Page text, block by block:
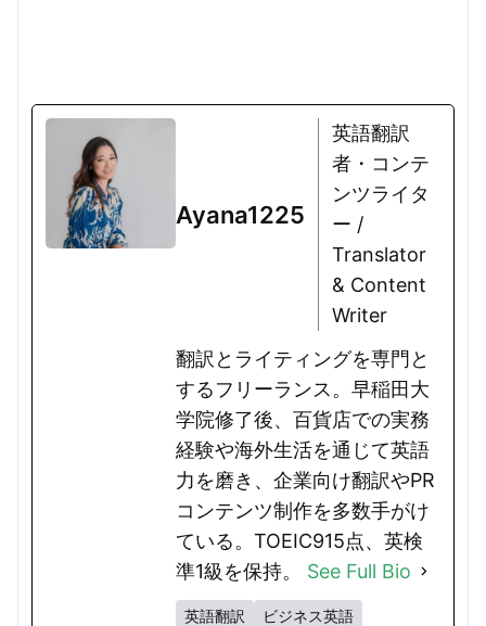
Ayana1225
英語翻訳
者・コンテ
ンツライタ
ー /
Translator
& Content
Writer
翻訳とライティングを専門と
するフリーランス。早稲田大
学院修了後、百貨店での実務
経験や海外生活を通じて英語
力を磨き、企業向け翻訳やPR
コンテンツ制作を多数手がけ
ている。TOEIC915点、英検
準1級を保持。 See Full Bio
英語翻訳
ビジネス英語